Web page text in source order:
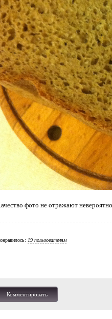
фото не отражают
19 пользователям
Комментировать